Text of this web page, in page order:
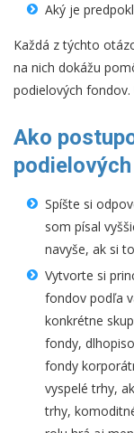
Aký je
Každá z týchto
na nich dokážu
podielových
Ako
Spíšte si
som písal
navyše, ak si
Vytvorte si
fondov podľa
konkrétne
fondy,
fondy
vyspelé trhy,
trhy,